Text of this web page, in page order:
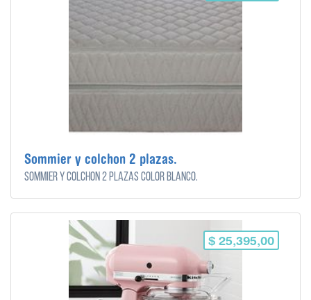
Sommier y colchon 2 plazas.
Sommier y colchon 2 plazas color blanco.
$ 25,395,00